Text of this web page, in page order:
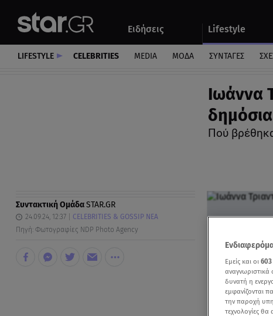
Ειδήσεις Lifestyle
Αυτοκίνητο
LIFESTYLE CELEBRITIES MEDIA ΜΟΔΑ ΣΥΝΤΑΓΕΣ
Ιωάννα
Πού
Συντακτική ΟμάδαSTAR.GR
24.09.24, 12:37
CELEBRITIES & GOSSIP ΝΕΑ
Πηγή: Φωτογραφίες NDP Photo Agency
Εμείς και οι 603
δυνατή η
εμφανίζονται
την παροχή
τεχνολογίες